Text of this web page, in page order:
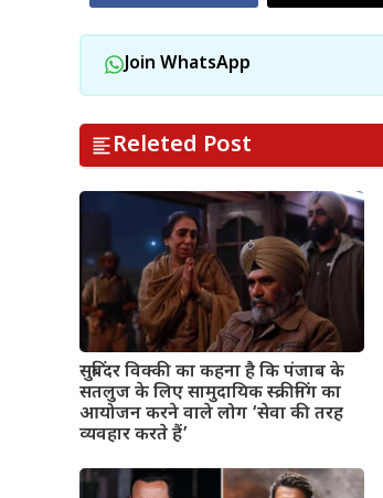
Join WhatsApp
Releted Post
सुबिंदर विक्की का कहना है कि पंजाब के
सतलुज के लिए सामुदायिक स्क्रीनिंग का
आयोजन करने वाले लोग ‘सेवा की तरह
व्यवहार करते हैं’